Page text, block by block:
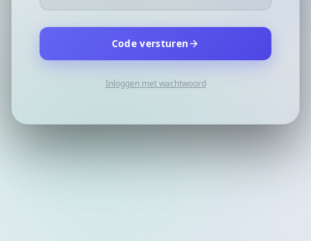
Code versturen
Inloggen met wachtwoord